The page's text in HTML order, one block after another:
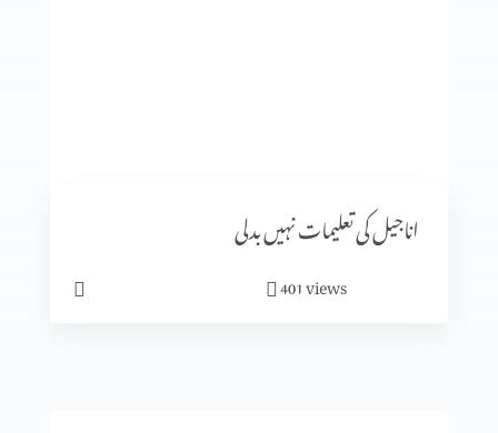
دور کریں یا عبور کریں (حصہ 2)
اناجیل کی تعلیمات نہیں بدلی
401views